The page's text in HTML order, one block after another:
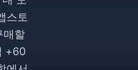
스토
매할
+60